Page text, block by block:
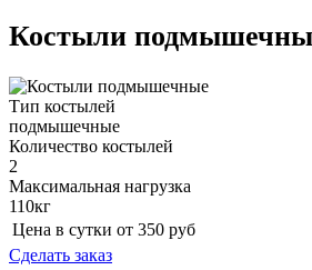
Костыли
Тип костылей
подмышечные
Количество костылей
2
Максимальная нагрузка
110кг
Цена в сутки от 350 руб
Сделать заказ